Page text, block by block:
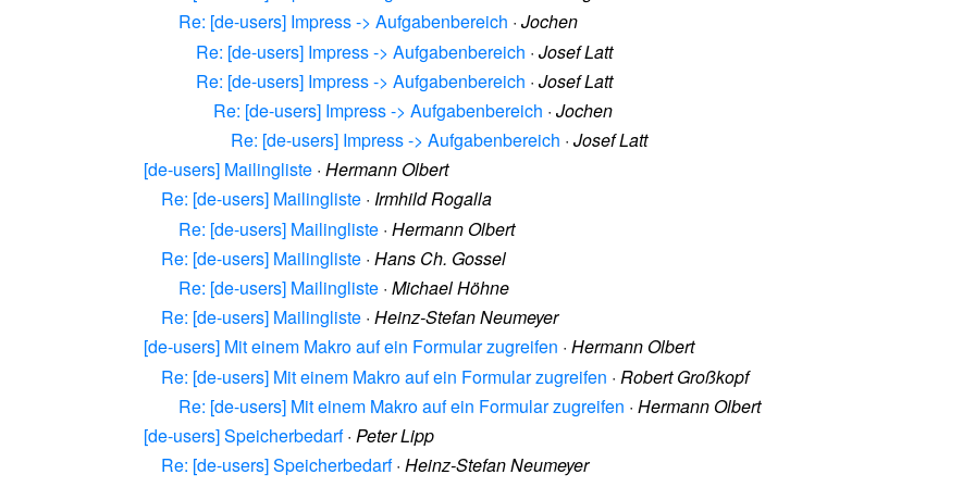
Re: [de-users] Impress -> Aufgabenbereich · Jochen
Re: [de-users] Impress -> Aufgabenbereich · Josef Latt
Re: [de-users] Impress -> Aufgabenbereich · Josef Latt
Re: [de-users] Impress -> Aufgabenbereich · Jochen
Re: [de-users] Impress -> Aufgabenbereich · Josef Latt
[de-users] Mailingliste · Hermann Olbert
Re: [de-users] Mailingliste · Irmhild Rogalla
Re: [de-users] Mailingliste · Hermann Olbert
Re: [de-users] Mailingliste · Hans Ch. Gossel
Re: [de-users] Mailingliste · Michael Höhne
Re: [de-users] Mailingliste · Heinz-Stefan Neumeyer
[de-users] Mit einem Makro auf ein Formular zugreifen · Hermann Olbert
Re: [de-users] Mit einem Makro auf ein Formular zugreifen · Robert Großkopf
Re: [de-users] Mit einem Makro auf ein Formular zugreifen · Hermann Olbert
[de-users] Speicherbedarf· Peter Lipp
Re: [de-users] Speicherbedarf· Heinz-Stefan Neumeyer